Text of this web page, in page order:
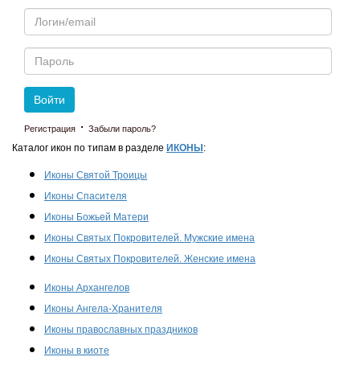
Email
Пароль
Войти
Регистрация · Забыли пароль?
Каталог икон по типам в разделе ИКОНЫ :
Иконы Святой Троицы
Иконы Спасителя
Иконы Божьей Матери
Иконы Святых Покровителей. Мужские имена
Иконы Святых Покровителей. Женские имена
Иконы Архангелов
Иконы Ангела-Хранителя
Иконы православных праздников
Иконы в киоте